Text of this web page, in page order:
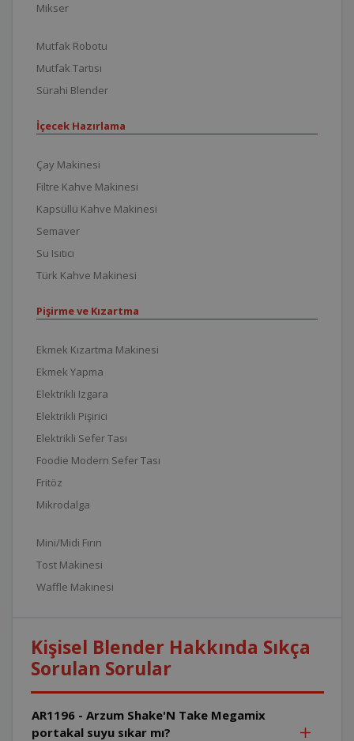
Mikser
Mutfak Robotu
Mutfak Tartısı
Sürahi Blender
İçecek Hazırlama
Çay Makinesi
Filtre Kahve Makinesi
Kapsüllü Kahve Makinesi
Semaver
Su Isıtıcı
Türk Kahve Makinesi
Pişirme ve Kızartma
Ekmek Kızartma Makinesi
Ekmek Yapma
Elektrikli Izgara
Elektrikli Pişirici
Elektrikli Sefer Tası
Foodie Modern Sefer Tası
Fritöz
Mikrodalga
Mini/Midi Fırın
Tost Makinesi
Waffle Makinesi
Kişisel Blender Hakkında Sıkça
Sorulan Sorular
AR1196 - Arzum Shake'N Take Megamix
portakal suyu sıkar mı?